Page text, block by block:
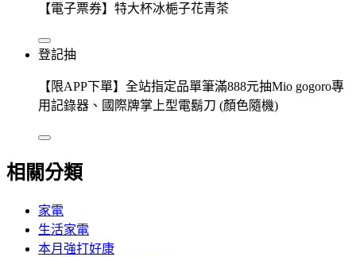
【電子票券】特大杯冰梔子花青茶
登記抽
【限APP下單】全站指定品單筆滿888元抽Mio gogoro專
用記錄器、國際牌掌上型電鬍刀 (顏色隨機)
相關分類
家電
生活家電
本月強打好康